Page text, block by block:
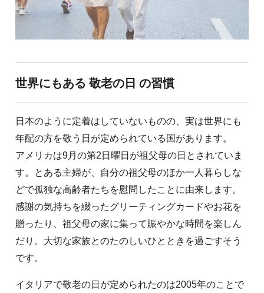
世界にもある 敬老の日 の習慣
日本のように定着はしていないものの、実は世界にも
年配の方を敬う日が定められている国があります。
アメリカは9月の第2日曜日が祖父母の日とされていま
す。とある主婦が、自分の祖父母のほか一人暮らしな
どで孤独な高齢者たちを慰問したことに由来します。
感謝の気持ちを綴ったグリーティングカードやお花を
贈ったり、祖父母の家に集って賑やかな時間を楽しん
だり。大切な家族とのたのしいひとときを過ごすそう
です。
イタリアで敬老の日が定められたのは2005年のことで